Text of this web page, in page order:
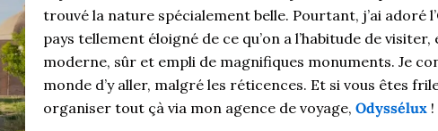
trouvé la nature spécialement belle. Pourtant, j’ai adoré
pays tellement éloigné de ce qu’on a l’habitude de
moderne, sûr et empli de magnifiques monuments. Je
monde d’y aller, malgré les réticences. Et si vous êtes
organiser tout çà via mon agence de voyage, Odyssélux !